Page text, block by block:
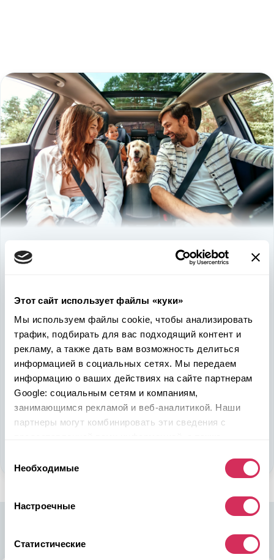
Этот сайт использует файлы «куки»
Мы используем файлы cookie, чтобы анализировать
трафик, подбирать для вас подходящий контент и
рекламу, а также дать вам возможность делиться
информацией в социальных сетях. Мы передаем
информацию о ваших действиях на сайте партнерам
Google: социальным сетям и компаниям,
занимающимся рекламой и веб-аналитикой. Наши
партнеры могут комбинировать эти сведения с
вами их сервисов.
согласия
Необходимые
Настроечные
Статистические
Используйте
возможность
быть в выигрыше
Надежность, эффективность и слаженность процессов
ожидаемого результата, вы получите реальные выгоды.
Внедрение Американского стандарта на авторынке
Казахстана станет эрой больших возможностей
казахстанцев, чтобы реализовать свой потенциал в
полную силу.
Подобрать авто